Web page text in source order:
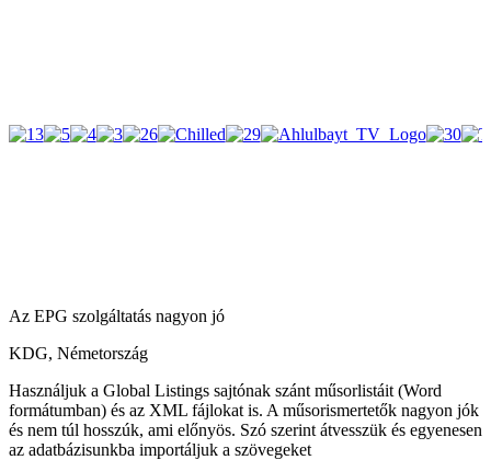
Az EPG szolgáltatás nagyon jó
KDG, Németország
Használjuk a Global Listings sajtónak szánt műsorlistáit (Word
formátumban) és az XML fájlokat is. A műsorismertetők nagyon jók
és nem túl hosszúk, ami előnyös. Szó szerint átvesszük és egyenesen
az adatbázisunkba importáljuk a szövegeket